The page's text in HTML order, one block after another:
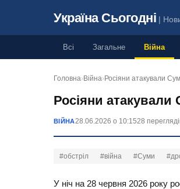
Україна Сьогодні |
Всі Загальне Війна
Головна› Війна› Росіяни атакували
Росіяни
ВІЙНА28.06.2026 о 10:1528
#обстріл #війна #Суми
У ніч на 28 червня 2026 року